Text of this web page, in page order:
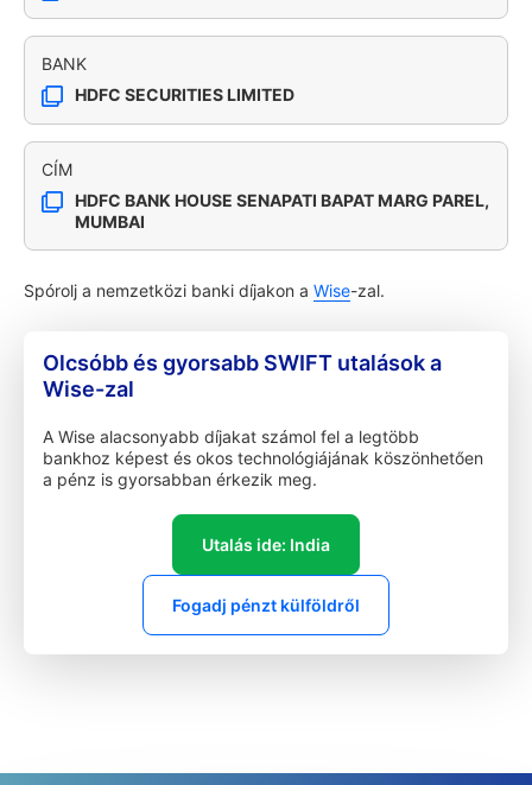
BANK
HDFC SECURITIES LIMITED
CÍM
HDFC BANK HOUSE SENAPATI BAPAT MARG PAREL,
MUMBAI
Spórolj a nemzetközi banki díjakon a Wise-zal.
Olcsóbb és gyorsabb SWIFT utalások a
Wise-zal
A Wise alacsonyabb díjakat számol fel a legtöbb
bankhoz képest és okos technológiájának köszönhetően
a pénz is gyorsabban érkezik meg.
Utalás ide: India
Fogadj pénzt külföldről